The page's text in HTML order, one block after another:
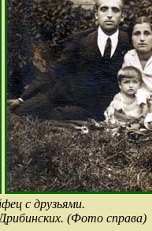
с друзьями.
(Фото справа)